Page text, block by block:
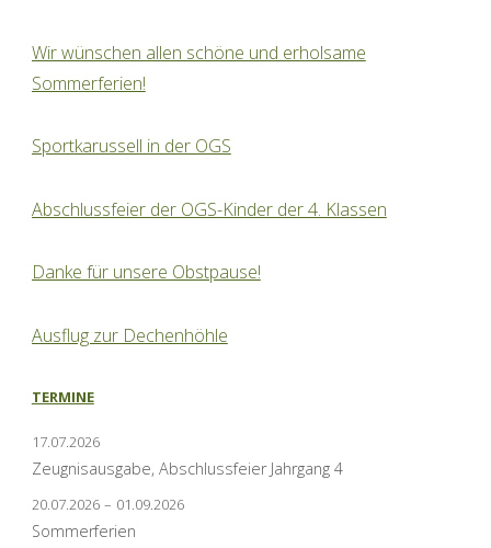
Wir wünschen allen schöne und erholsame
Sommerferien!
Sportkarussell in der OGS
Abschlussfeier der OGS-Kinder der 4. Klassen
Danke für unsere Obstpause!
Ausflug zur Dechenhöhle
TERMINE
17.07.2026
Zeugnisausgabe, Abschlussfeier Jahrgang 4
20.07.2026 – 01.09.2026
Sommerferien